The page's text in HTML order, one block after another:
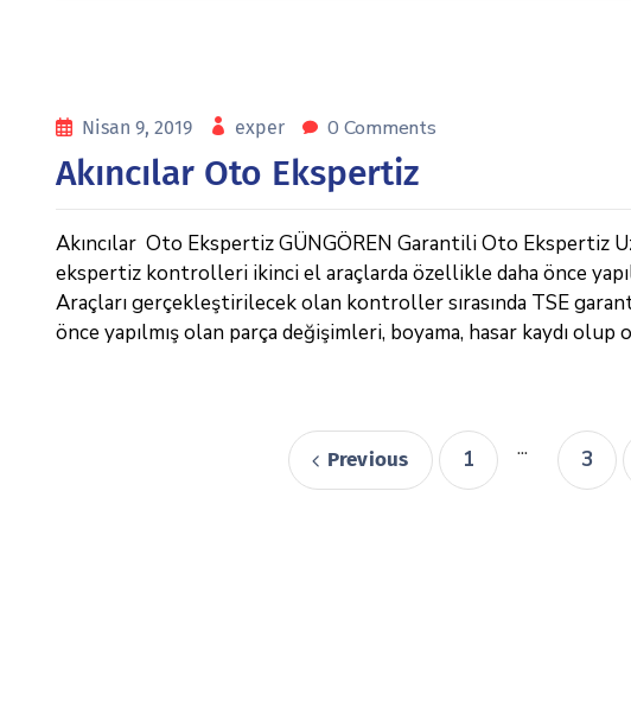
Nisan 9, 2019 exper 0 Comments
Akıncılar Oto Ekspertiz
Akıncılar Oto Ekspertiz GÜNGÖREN Garantili Oto Ekspertiz
ekspertiz kontrolleri ikinci el araçlarda özellikle daha önce
Araçları gerçekleştirilecek olan kontroller sırasında TSE
önce yapılmış olan parça değişimleri, boyama, hasar kaydı olup
Previous 1 ... 3